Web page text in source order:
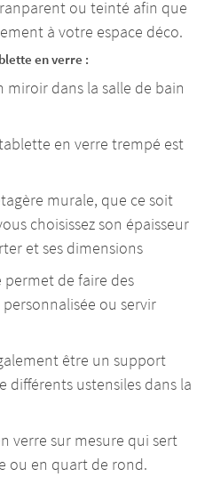
ou teinté afin que
à votre espace déco.
en verre :
miroir dans la salle de bain
en verre trempé est
murale, que ce soit
choisissez son épaisseur
et ses dimensions
de faire des
ou servir
être un support
différents ustensiles dans la
verre sur mesure qui sert
ou en quart de rond.